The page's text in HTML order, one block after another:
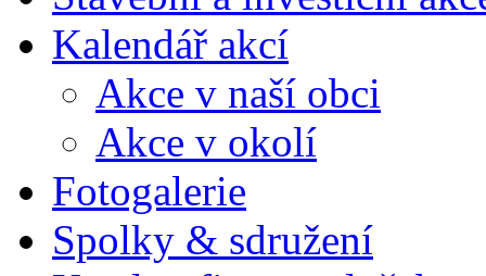
Kalendář akcí
Akce v naší obci
Akce v okolí
Fotogalerie
Spolky & sdružení